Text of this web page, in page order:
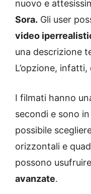
nuovo e
Sora. Gli user
video
una descrizione
L’opzione,
I filmati hanno
secondi e sono
possibile
orizzontali e
possono
avanzate.